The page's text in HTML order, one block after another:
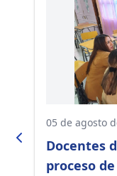
05 de agosto
Docentes
proceso